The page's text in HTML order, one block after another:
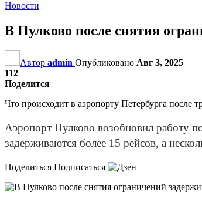
Новости
В Пулково после снятия
Автор admin Опубликовано Авг 3, 2025
112
Поделится
Что происходит в аэропорту Петербурга после
Аэропорт Пулково возобновил работу
задерживаются более 15 рейсов, а
Поделиться Подписаться